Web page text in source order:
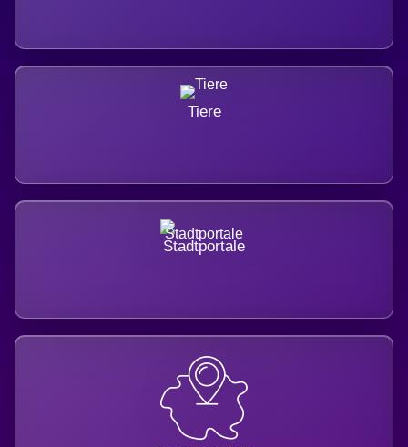
Tiere
Stadtportale